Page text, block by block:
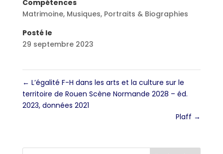
Compétences
Matrimoine, Musiques, Portraits & Biographies
Posté le
29 septembre 2023
← L’égalité F-H dans les arts et la culture sur le
territoire de Rouen Scène Normande 2028 – éd.
2023, données 2021
Plaff →